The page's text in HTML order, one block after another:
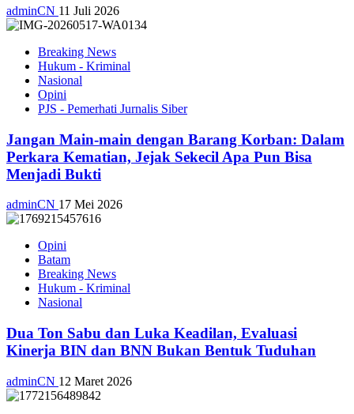
adminCN 11 Juli 2026
Breaking News
Hukum - Kriminal
Nasional
Opini
PJS - Pemerhati Jurnalis Siber
Jangan Main-main dengan Barang Korban: Dalam
Perkara Kematian, Jejak Sekecil Apa Pun Bisa
Menjadi Bukti
adminCN 17 Mei 2026
Opini
Batam
Breaking News
Hukum - Kriminal
Nasional
Dua Ton Sabu dan Luka Keadilan, Evaluasi
Kinerja BIN dan BNN Bukan Bentuk Tuduhan
adminCN 12 Maret 2026